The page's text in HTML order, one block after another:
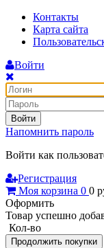
Контакты
Карта сайта
Войти
Войти
Напомнить пароль
Войти как
Регистрация
Моя корзина 0 0
Оформить
Товар успешно
Кол-во
Продолжить покупки